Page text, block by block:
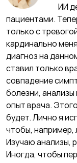
ИИ
пациентами.
только с
кардинально
диагноз на
ставил только
совпадение
болезни,
опыт врача.
будет. Лично я
чтобы, например,
Изучаю анализы,
Иногда, чтобы